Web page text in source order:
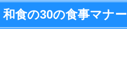
和食の30の食事マナー